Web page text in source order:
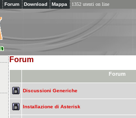
Forum Download Mappa 1352 utenti on line
Forum
Forum
Discussioni Generiche
Installazione di Asterisk